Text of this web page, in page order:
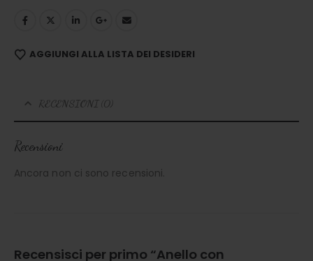
AGGIUNGI ALLA LISTA DEI DESIDERI
RECENSIONI (0)
Recensioni
Ancora non ci sono recensioni.
Recensisci per primo “Anello con